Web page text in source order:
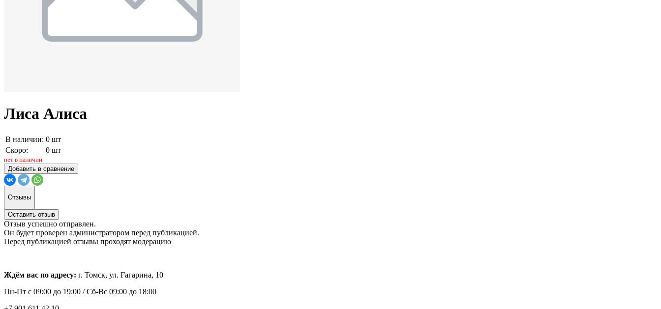
Лиса Алиса
В наличии: 0 шт
Скоро:
0 шт
нет в наличии
Добавить в сравнение
Отзывы
Оставить отзыв
Отзыв успешно отправлен.
Он будет проверен администратором перед публикацией.
Перед публикацией отзывы проходят модерацию
Ждём вас по адресу: г. Томск, ул. Гагарина, 10
Пн-Пт с 09:00 до 19:00 /Сб-Вс 09:00 до 18:00